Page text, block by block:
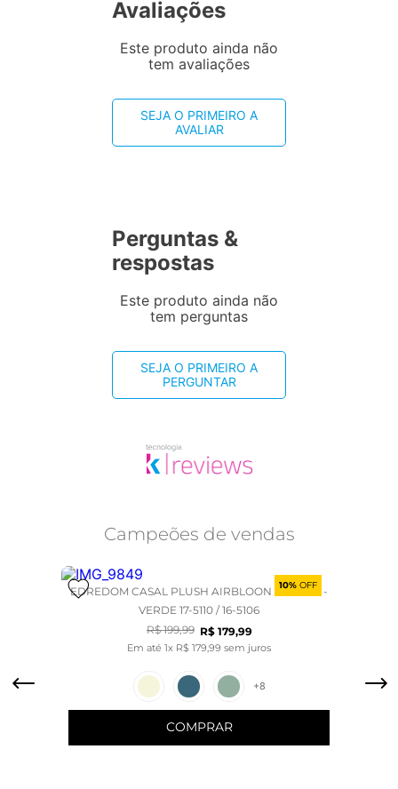
Avaliações
Este produto ainda não
tem avaliações
SEJA O PRIMEIRO A
AVALIAR
Perguntas &
respostas
Este produto ainda não
tem perguntas
SEJA O PRIMEIRO A
PERGUNTAR
Campeões de vendas
10% OFF
EDREDOM CASAL PLUSH AIRBLOON CLASSIC -
VERDE 17-5110 / 16-5106
R$ 199,99 R$ 179,99
Em até 1x R$ 179 99 sem juros
+8
COMPRAR